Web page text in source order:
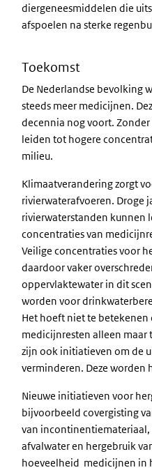
diergeneesmiddelen die
afspoelen na sterke
Toekomst
De Nederlandse bevolking
steeds meer medicijnen.
decennia nog voort.
leiden tot hogere
milieu.
Klimaatverandering zorgt
rivierwaterafvoeren. Droge
rivierwaterstanden kunnen
concentraties van
Veilige concentraties voor
daardoor vaker
oppervlaktewater in dit
worden voor
Het hoeft niet te betekenen
medicijnresten alleen maar
zijn ook initiatieven om de
verminderen. Deze worden
Nieuwe initiatieven voor
bijvoorbeeld covergisting
van incontinentiemateriaal,
afvalwater en hergebruik
hoeveelheid medicijnen in